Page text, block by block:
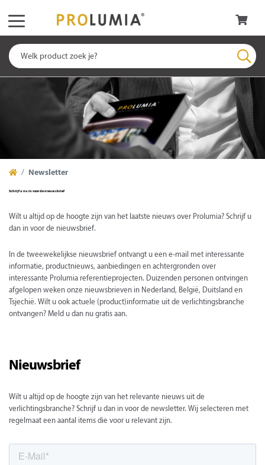
Newsletter
Schrijf u nu in voor de nieuwsbrief
Wilt u altijd op de hoogte zijn van het laatste nieuws over Prolumia? Schrijf u
dan in voor de nieuwsbrief.
In de tweewekelijkse nieuwsbrief ontvangt u een e-mail met interessante
informatie, productnieuws, aanbiedingen en achtergronden over
interessante Prolumia referentieprojecten. Duizenden personen ontvingen
afgelopen weken onze nieuwsbrieven in Nederland, België, Duitsland en
Tsjechië. Wilt u ook actuele (product)informatie uit de verlichtingsbranche
ontvangen? Meld u dan nu gratis aan.
Nieuwsbrief
Wilt u altijd op de hoogte zijn van het relevante nieuws uit de
verlichtingsbranche? Schrijf u dan in voor de newsletter. Wij selecteren met
regelmaat een aantal items die voor u relevant zijn.